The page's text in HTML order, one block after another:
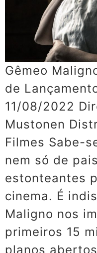
Gêmeo
de
11/08/2022
Mustonen
Filmes Sabe-
nem só de
estonteantes
cinema. É
Maligno nos
primeiros 15
planos